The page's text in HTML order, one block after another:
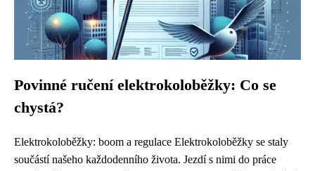
Povinné ručení elektrokoloběžky: Co se
chystá?
Elektrokoloběžky: boom a regulace Elektrokoloběžky se staly
součástí našeho každodenního života. Jezdí s nimi do práce